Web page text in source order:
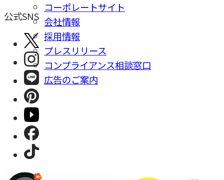
コーポレートサイト
会社情報
採⽤情報
プレスリリース
コンプライアンス相談窓⼝
広告のご案内
公式SNS